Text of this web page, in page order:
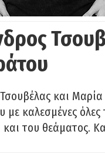
και
με καλεσμένες όλες
του θεάματος.